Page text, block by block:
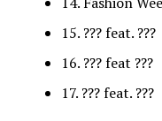
15. ??? feat. ???
16. ??? feat ???
17. ??? feat. ???